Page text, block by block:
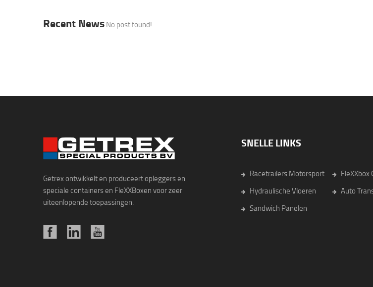
Recent NewsNo post found!
Getrex ontwikkelt en produceert opleggers en
speciale containers en FleXXBoxen voor zeer
uiteenlopende toepassingen.
SNELLE LINKS
Racetrailers Motorsport
Hydraulische Vloeren
Auto
Sandwich Panelen